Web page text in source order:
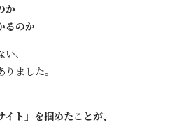
か
るのか
、
ました。
ト」を掴めたことが、